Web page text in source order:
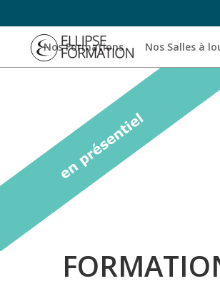
Nos Formations Nos Salles à